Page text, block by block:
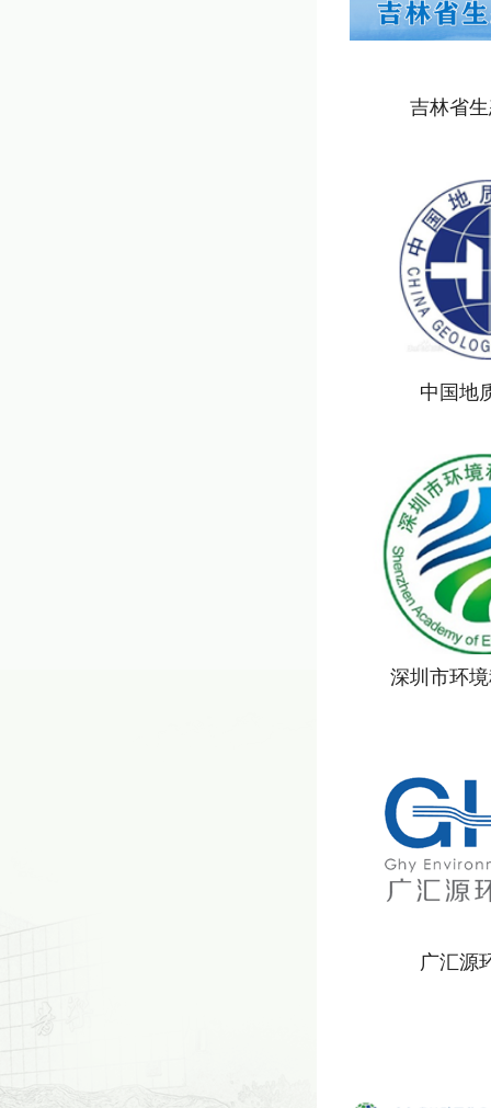
吉林省
中国地
深圳市环
广汇源